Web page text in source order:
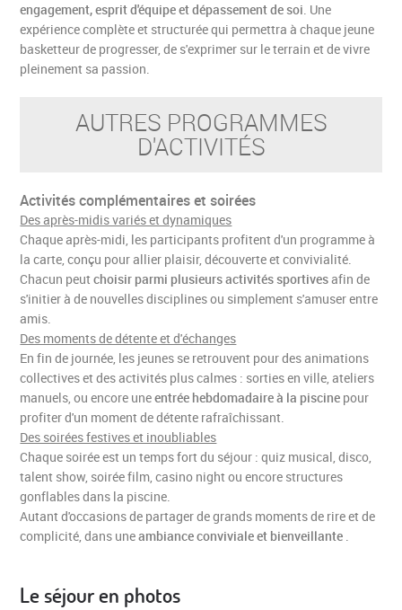
engagement, esprit d'équipe et dépassement de soi. Une
expérience complète et structurée qui permettra à chaque jeune
basketteur de progresser, de s'exprimer sur le terrain et de vivre
pleinement sa passion.
AUTRES PROGRAMMES
D'ACTIVITÉS
Activités complémentaires et soirées
Des après-midis variés et dynamiques
Chaque après-midi, les participants profitent d'un programme à
la carte, conçu pour allier plaisir, découverte et convivialité.
Chacun peutchoisir parmi plusieurs activités sportivesafin de
s'initier à de nouvelles disciplines ou simplement s'amuser entre
amis.
Des moments de détente et d'échanges
En fin de journée, les jeunes se retrouvent pour des animations
collectives et des activités plus calmes : sorties en ville, ateliers
manuels, ou encore uneentrée hebdomadaire à la piscine pour
profiter d'un moment de détente rafraîchissant.
Des soirées festives et inoubliables
Chaque soirée est un temps fort du séjour : quiz musical, disco,
talent show, soirée film, casino night ou encore structures
gonflables dans la piscine.
Autant d'occasions de partager de grands moments de rire et de
complicité, dans uneambiance conviviale et bienveillante .
Le séjour en photos